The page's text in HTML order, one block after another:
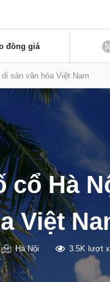
đồng giá
sản văn hóa Việt Nam
cổ Hà
Việt
Hà Nội 3.5K lượt